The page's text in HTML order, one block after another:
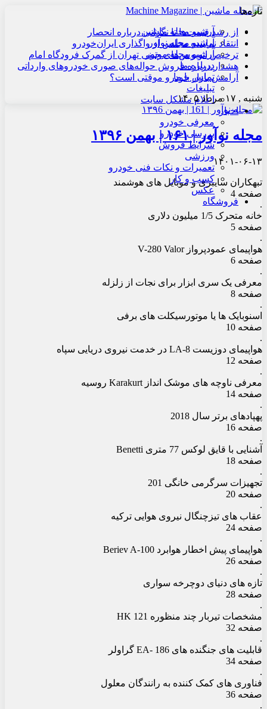
آرشیو مجله ماشین
آرشیو مجله نوآور
آرشیو مجله موتور
درباره ما
تماس با ما
تبلیغات
اعلام مشکل سایت
اخبار
معرفی خودرو
بررسی خودرو
شرایط فروش
ورزشی
تعمیرات و نکات فنی خودرو
کسب و کار
عکس
فروشگاه
تازه‌ها
از رشد قیمت‌ها تا نگرانی درباره انحصار
انتقاد نماینده مجلس از واگذاری ایران‌خودرو
ترخیص اتوبوس‌های چینی تهران از گمرک فرودگاه امام
هشدار درباره فروش حواله‌های صوری خودروهای وارداتی
آرامش بازار خودرو موقتی است؟
شنبه , ۱۷ مرداد ۱۴۰۵
مجله نوآور | ۱۶۱ | بهمن ۱۳۹۶
۱۴۰۱-۰۶-۱۳
تبهکاران سایبری و موبایل های هوشمند
صفحه 4
.
خانه متحرک 1/5 میلیون دلاری
صفحه 5
.
هواپیمای عمودپرواز V-280 Valor
صفحه 6
.
معرفی یک سری ابزار برای نجات از زلزله
صفحه 8
.
اسنوبایک ها یا موتورسیکلت های برفی
صفحه 10
.
هواپیمای دوزیست LA-8 در خدمت نیروی دریایی سپاه
صفحه 12
.
معرفی ناوچه های موشک انداز Karakurt روسیه
صفحه 14
.
پهپادهای برتر سال 2018
صفحه 16
.
آشنایی با قایق لوکس 77 متری Benetti
صفحه 18
.
تجهیزات سرگرمی خانگی 201
صفحه 20
.
عقاب های تیزچنگال نیروی هوایی ترکیه
صفحه 24
.
هواپیمای پیش اخطار هوابرد Beriev A-100
صفحه 26
.
تازه های دنیای دوچرخه سواری
صفحه 28
.
مشخصات تیربار چند منظوره HK 121
صفحه 32
.
قابلیت های جنگنده های EA- 186 گراولر
صفحه 34
.
فناوری های کمک کننده به رانندگان معلول
صفحه 36
.